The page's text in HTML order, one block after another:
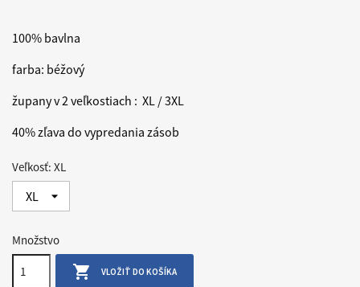
100% bavlna
farba: béžový
župany v 2 veľkostiach : XL / 3XL
40% zľava do vypredania zásob
Veľkosť: XL
Množstvo
 VLOŽIŤ DO KOŠÍKA